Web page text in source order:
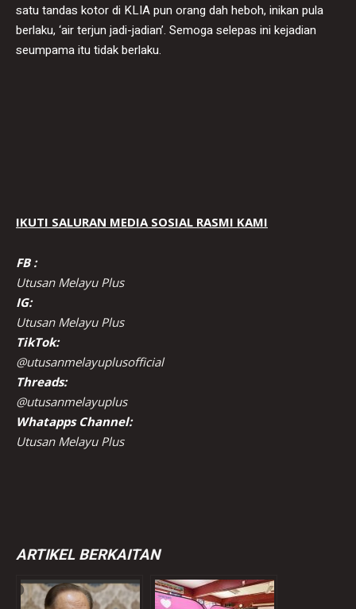
satu tandas kotor di KLIA pun orang dah heboh, inikan pula
berlaku, ‘air terjun jadi-jadian’. Semoga selepas ini kejadian
seumpama itu tidak berlaku.
IKUTI SALURAN MEDIA SOSIAL RASMI KAMI
FB :
Utusan Melayu Plus
IG:
Utusan Melayu Plus
TikTok:
@utusanmelayuplusofficial
Threads:
@utusanmelayuplus
Whatapps Channel:
Utusan Melayu Plus
ARTIKEL BERKAITAN